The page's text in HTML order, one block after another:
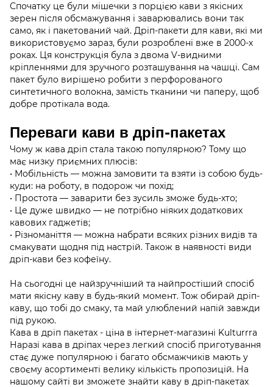
Спочатку це були мішечки з порцією кави з якісних
зерен після обсмажування і заварювались вони так
само, як і пакетований чай. Дріп-пакети для кави, які ми
використовуємо зараз, були розроблені вже в 2000-х
роках. Ця конструкція була з двома V-видними
кріпленнями для зручного розташування на чашці. Сам
пакет було вирішено робити з перфорованого
синтетичного волокна, замість тканини чи паперу, щоб
добре протікала вода.
Переваги кави в дріп-пакетах
Чому ж кава дріп стала такою популярною? Тому що
має низку приємних плюсів:
• Мобільність — можна замовити та взяти із собою будь-
куди: на роботу, в подорож чи похід;
• Простота — заварити без зусиль зможе будь-хто;
• Це дуже швидко — не потрібно ніяких додаткових
кавових гаджетів;
• Різноманіття — можна набрати всяких різних видів та
смакувати щодня під настрій. Також в наявності види
дріп-кави без кофеїну.
На сьогодні це найзручніший та найпростіший спосіб
мати якісну каву в будь-який момент. Тож обирай дріп-
каву, що тобі до смаку, та май улюблений напій завжди
під рукою.
Кава в дріп пакетах - ціна в інтернет-магазині Kulturrra
Наразі кава в дріпах через легкий спосіб приготування
стає дуже популярною і багато обсмажчиків мають у
своєму асортименті велику кількість пропозицій. На
нашому сайті ви зможете знайти каву в дріп-пакетах